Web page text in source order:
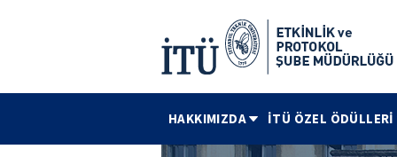
HAKKIMIZDA İTÜ ÖZEL ÖDÜLLERİ